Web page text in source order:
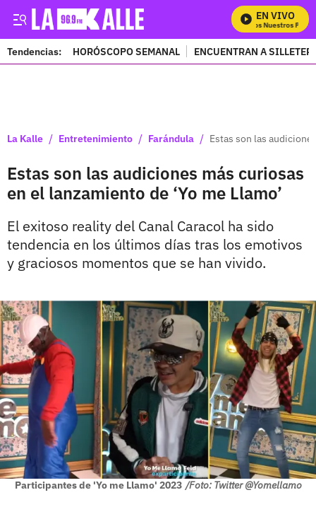
EN VIVO
Mira Todos Nuestros
Tendencias: HORÓSCOPO SEMANAL ENCUENTRAN A
La Kalle / Entretenimiento / Farándula / Estas son las
Estas son las audiciones más curiosas
en el lanzamiento de ‘Yo me Llamo’
El exitoso reality del Canal Caracol ha sido
tendencia en los últimos días tras los emotivos
y graciosos momentos que se han vivido.
Participantes de 'Yo me Llamo' 2023 /Foto: Twitter @Yomellamo